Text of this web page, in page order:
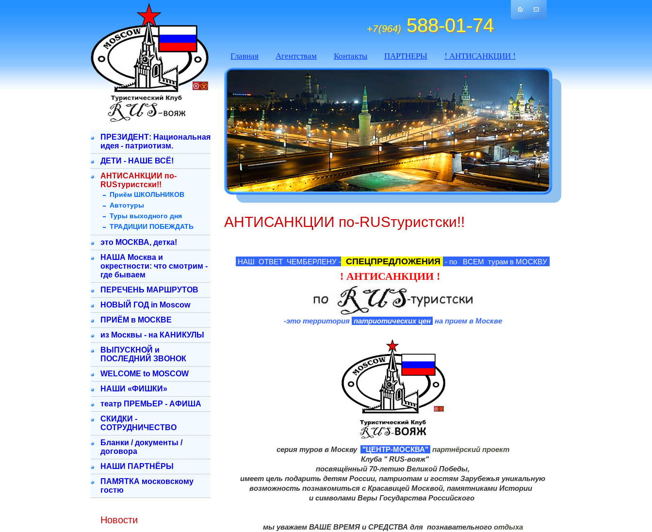
+7 (964)588-01-74
Главная Агентствам Контакты ПАРТНЕРЫ ! АНТИСАНКЦИИ !
АНТИСАНКЦИИ по-RUSтуристски!!
НАШ ОТВЕТ ЧЕМБЕРЛЕНУ - СПЕЦПРЕДЛОЖЕНИЯ - по ВСЕМ турам в МОСКВУ
! АНТИСАНКЦИИ !
-это территория патриотических цен на прием в Москве
серия туров в Москву "ЦЕНТР-МОСКВА" партнёрский проект
Клуба " RUS-вояж"
посвящённый 70-летию Великой Победы,
имеет цель подарить детям России, патриотам и гостям Зарубежья уникальную
возможность познакомиться с Красавицей Москвой, памятниками Истории
и символами Веры Государства Российского
мы уважаем ВАШЕ ВРЕМЯ и СРЕДСТВА для познавательного отдыха
ПРЕЗИДЕНТ: Национальная
идея - патриотизм.
ДЕТИ - НАШЕ ВСЁ!
АНТИСАНКЦИИ по-
RUSтуристски!!
Приём ШКОЛЬНИКОВ
Автотуры
Туры выходного дня
ТРАДИЦИИ ПОБЕЖДАТЬ
это МОСКВА, детка!
НАША Москва и
окрестности: что смотрим -
где бываем
ПЕРЕЧЕНЬ МАРШРУТОВ
НОВЫЙ ГОД in Moscow
ПРИЁМ в МОСКВЕ
из Москвы - на КАНИКУЛЫ
ВЫПУСКНОЙ и
ПОСЛЕДНИЙ ЗВОНОК
WELCOME to MOSCOW
НАШИ «ФИШКИ»
театр ПРЕМЬЕР - АФИША
СКИДКИ -
СОТРУДНИЧЕСТВО
Бланки / документы /
договора
НАШИ ПАРТНЁРЫ
ПАМЯТКА московскому
гостю
Новости